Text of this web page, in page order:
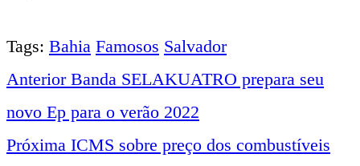
Tags: Bahia Famosos Salvador
Navegação
entre
AnteriorBanda SELAKUATRO prepara seu
novo Ep para o verão 2022
Próxima ICMS sobre preço dos combustíveis